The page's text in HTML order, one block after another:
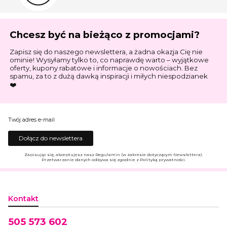
Chcesz być na bieżąco z promocjami?
Zapisz się do naszego newslettera, a żadna okazja Cię nie
ominie! Wysyłamy tylko to, co naprawdę warto – wyjątkowe
oferty, kupony rabatowe i informacje o nowościach. Bez
spamu, za to z dużą dawką inspiracji i miłych niespodzianek
❤️
Twój adres e-mail
Dołącz do newslettera
Zapisując się, akceptujesz nasz Regulamin (w zakresie dotyczącym Newslettera).
Przetwarzanie danych odbywa się zgodnie z Polityką prywatności.
Kontakt
505 573 602